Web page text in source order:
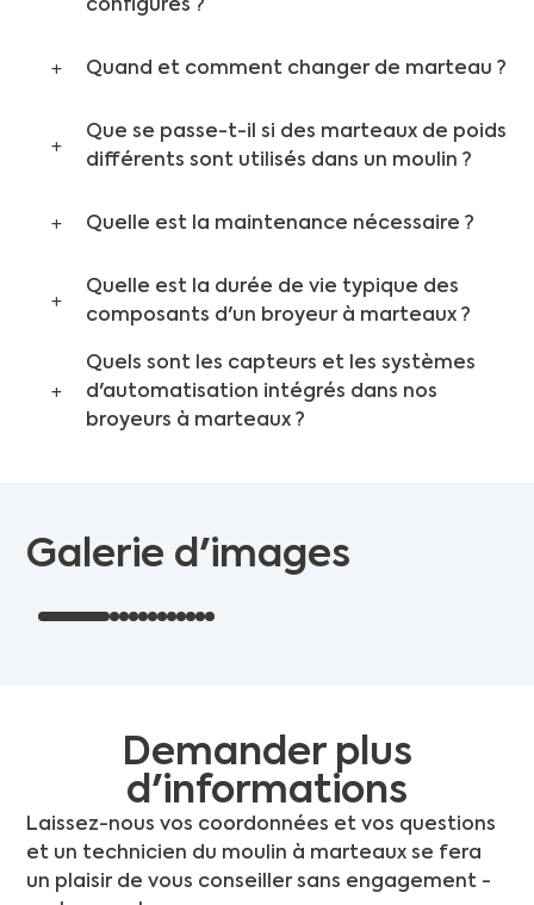
configurés ?
Quand et comment changer de marteau ?
Que se passe-t-il si des marteaux de poids
différents sont utilisés dans un moulin ?
Quelle est la maintenance nécessaire ?
Quelle est la durée de vie typique des
composants d'un broyeur à marteaux ?
Quels sont les capteurs et les systèmes
d'automatisation intégrés dans nos
broyeurs à marteaux ?
Galerie d'images
Demander plus
d'informations
Laissez-nous vos coordonnées et vos questions
et un technicien du moulin à marteaux se fera
un plaisir de vous conseiller sans engagement -